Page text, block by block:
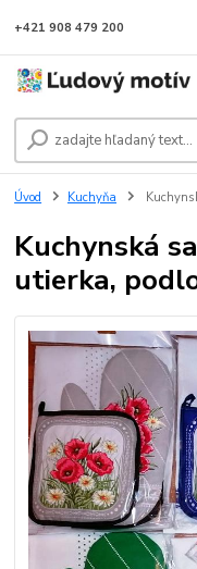
+421 908 479 200
Úvod Kuchyňa
Kuchynská
utierka,